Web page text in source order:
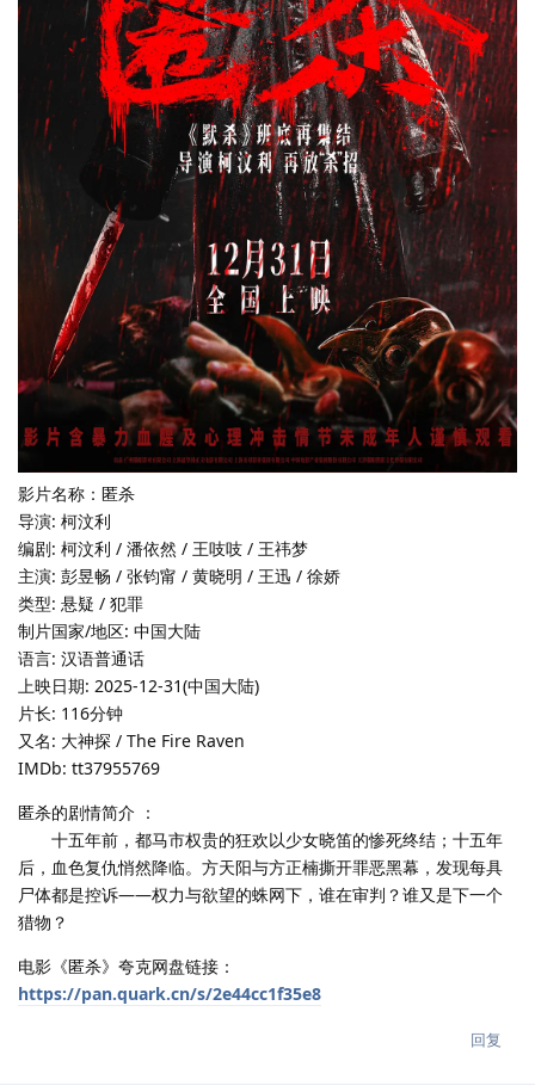
影片名称：匿杀
导演: 柯汶利
编剧: 柯汶利 / 潘依然 / 王吱吱 / 王祎梦
主演: 彭昱畅 / 张钧甯 / 黄晓明 / 王迅 / 徐娇
类型: 悬疑 / 犯罪
制片国家/地区: 中国大陆
语言: 汉语普通话
上映日期: 2025-12-31(中国大陆)
片长: 116分钟
又名: 大神探 / The Fire Raven
IMDb: tt37955769
匿杀的剧情简介 ：
十五年前，都马市权贵的狂欢以少女晓笛的惨死终结；十五年
后，血色复仇悄然降临。方天阳与方正楠撕开罪恶黑幕，发现每具
尸体都是控诉——权力与欲望的蛛网下，谁在审判？谁又是下一个
猎物？
电影《匿杀》夸克网盘链接：
https://pan.quark.cn/s/2e44cc1f35e8
回复